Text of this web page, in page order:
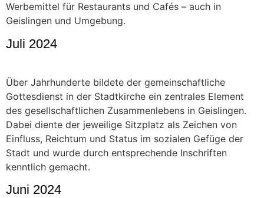
Werbemittel für Restaurants und Cafés – auch in
Geislingen und Umgebung.
Juli 2024
Über Jahrhunderte bildete der gemeinschaftliche
Gottesdienst in der Stadtkirche ein zentrales Element
des gesellschaftlichen Zusammenlebens in Geislingen.
Dabei diente der jeweilige Sitzplatz als Zeichen von
Einfluss, Reichtum und Status im sozialen Gefüge der
Stadt und wurde durch entsprechende Inschriften
kenntlich gemacht.
Juni 2024